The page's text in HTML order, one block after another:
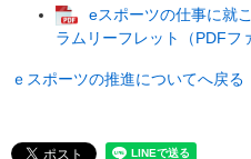
eスポーツの仕事に就
ラムリーフレット（PDFフ
ｅスポーツの推進についてへ戻る